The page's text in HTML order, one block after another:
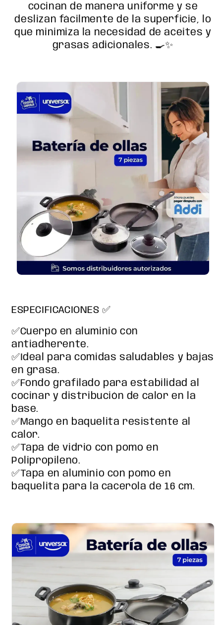
cocinan de manera uniforme y se
deslizan fácilmente de la superficie, lo
que minimiza la necesidad de aceites y
grasas adicionales. 🍳✨
ESPECIFICACIONES ✅
✅Cuerpo en aluminio con
antiadherente.
✅Ideal para comidas saludables y bajas
en grasa.
✅Fondo grafilado para estabilidad al
cocinar y distribución de calor en la
base.
✅Mango en baquelita resistente al
calor.
✅Tapa de vidrio con pomo en
Polipropileno.
✅Tapa en aluminio con pomo en
baquelita para la cacerola de 16 cm.